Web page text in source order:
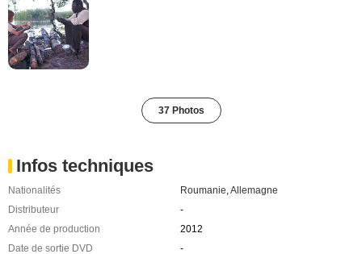
37 Photos
Infos techniques
Nationalités Roumanie,Allemagne
Distributeur
-
Année de production
2012
Date de sortie DVD
-